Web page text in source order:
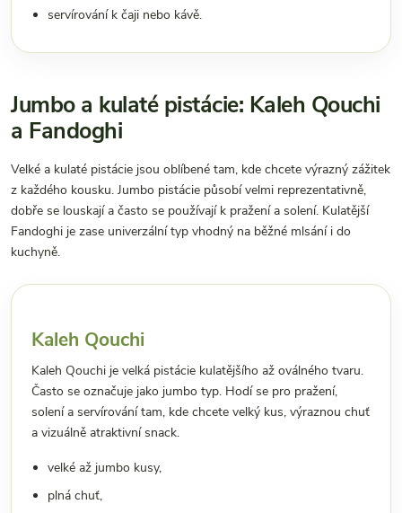
servírování k čaji nebo kávě.
Jumbo a kulaté pistácie: Kaleh Qouchi
a Fandoghi
Velké a kulaté pistácie jsou oblíbené tam, kde chcete výrazný zážitek
z každého kousku. Jumbo pistácie působí velmi reprezentativně,
dobře se louskají a často se používají k pražení a solení. Kulatější
Fandoghi je zase univerzální typ vhodný na běžné mlsání i do
kuchyně.
Kaleh Qouchi
Kaleh Qouchi je velká pistácie kulatějšího až oválného tvaru.
Často se označuje jako jumbo typ. Hodí se pro pražení,
solení a servírování tam, kde chcete velký kus, výraznou chuť
a vizuálně atraktivní snack.
velké až jumbo kusy,
plná chuť,